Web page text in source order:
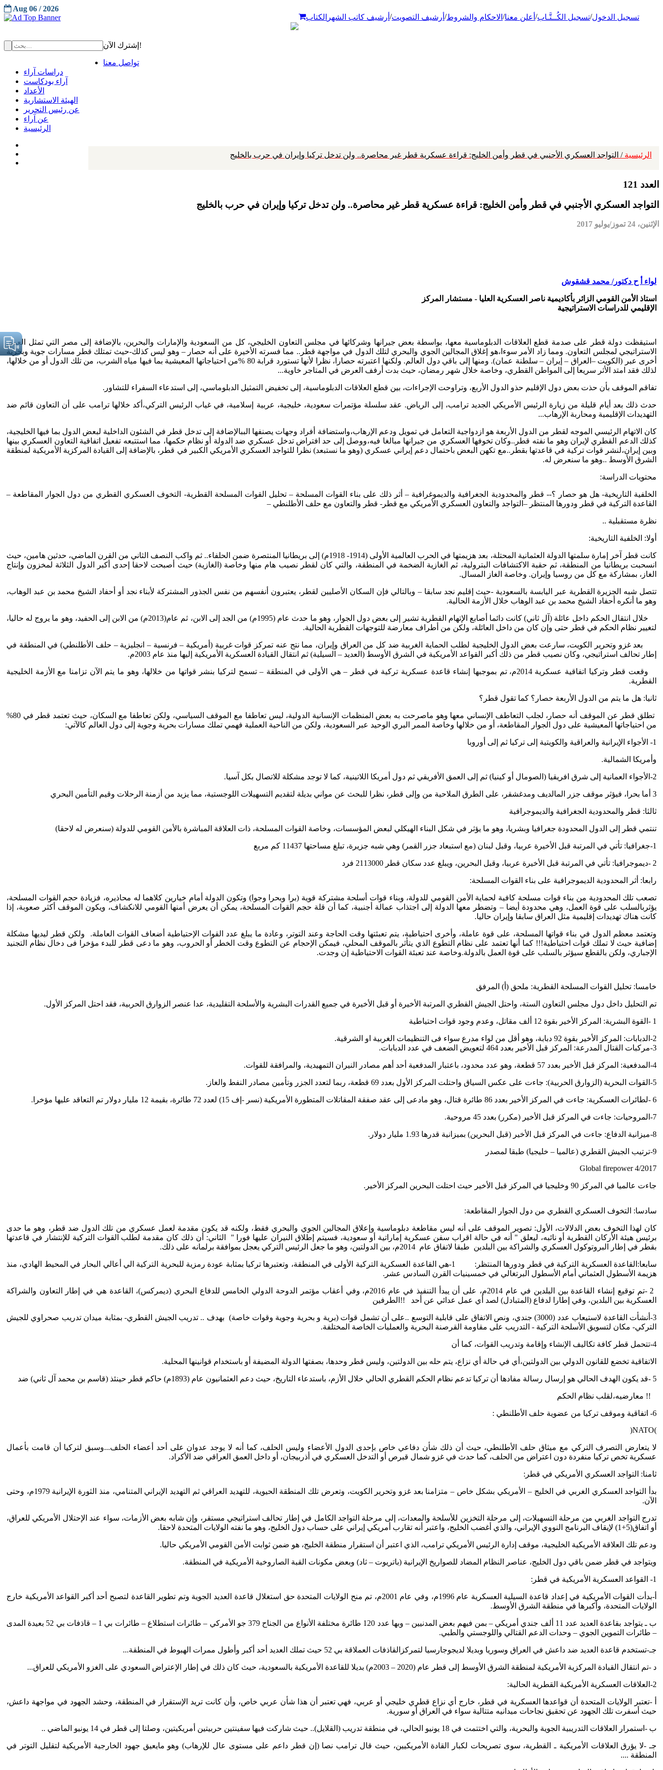
تسجيل الدخول/تسجيل الكُــتَّـاب/ أعلن معنا/ الاحكام والشروط/ أرشيف التصويت/ أرشيف كاتب الشهر الكتاب
Aug 06 / 2026
إشترك الآن!
تواصل معنا
دراسات آراء
آراء بودكاست
الأعداد
الهيئة الاستشارية
عن رئيس التحرير
عن آراء
الرئيسية
الرئيسية / التواجد العسكري الأجنبي في قطر وأمن الخليج: قراءة عسكرية قطر غير محاصرة.. ولن تدخل تركيا وإيران في حرب بالخليج
العدد 121
التواجد العسكري الأجنبي في قطر وأمن الخليج: قراءة عسكرية قطر غير محاصرة.. ولن تدخل تركيا وإيران في حرب بالخليج
الإثنين، 24 تموز/يوليو 2017
لواء أ ح دكتور/ محمد قشقوش
استاذ الأمن القومي الزائر بأكاديمية ناصر العسكرية العليا - مستشار المركز
الإقليمي للدراسات الاستراتيجية
استيقظت دولة قطر على صدمة قطع العلاقات الدبلوماسية معها، بواسطة بعض جيرانها وشركائها في مجلس التعاون الخليجي، كل من السعودية والإمارات والبحرين، بالإضافة إلى مصر التي تمثل العمق
الاستراتيجي لمجلس التعاون. ومما زاد الأمر سوءا،هو إغلاق المجالين الجوي والبحري لتلك الدول في مواجهة قطر.. مما فسرته الأخيرة على أنه حصار – وهو ليس كذلك-حيث تمتلك قطر مسارات جوية وبحرية
أخرى عبر (الكويت –العراق – إيران – سلطنة عمان). ومنها إلى باقي دول العالم. ولكنها اعتبرته حصارا، نظرا لأنها تستورد قرابة 80 %من احتياجاتها المعيشية بما فيها مياه الشرب، من تلك الدول أو من خلالها،
لذلك فقد امتد الأثر سريعا إلى المواطن القطري، وخاصة خلال شهر رمضان، حيث بدت أرفف العرض في المتاجر خاوية...
تفاقم الموقف بأن حذت بعض دول الإقليم حذو الدول الأربع، وتراوحت الإجراءات، بين قطع العلاقات الدبلوماسية، إلى تخفيض التمثيل الدبلوماسي، إلى استدعاء السفراء للتشاور.
حدث ذلك بعد أيام قليلة من زيارة الرئيس الأمريكي الجديد ترامب، إلى الرياض. عقد سلسلة مؤتمرات سعودية، خليجية، عربية إسلامية، في غياب الرئيس التركي،أكد خلالها ترامب على أن التعاون قائم ضد
التهديدات الإقليمية ومحاربة الإرهاب...
كان الاتهام الرئيسي الموجه لقطر من الدول الأربعة هو ازدواجية التعامل في تمويل ودعم الإرهاب،واستضافة أفراد وجهات يصنفها الببالإضافة إلى تدخل قطر في الشئون الداخلية لبعض الدول بما فيها الخليجية،
كذلك الدعم القطري لإيران وهو ما نفته قطر..وكان تخوفها العسكري من جيرانها مبالغا فيه،ووصل إلى حد افتراض تدخل عسكري ضد الدولة أو نظام حكمها، مما استتبعه تفعيل اتفاقية التعاون العسكري بينها
وبين إيران،لنشر قوات تركية في قاعدتها بقطر..مع تكهن البعض باحتمال دعم إيراني عسكري (وهو ما نستبعد) نظرا للتواجد العسكري الأمريكي الكبير في قطر، بالإضافة إلى القيادة المركزية الأمريكية لمنطقة
الشرق الأوسط ..وهو ما سنعرض له.
محتويات الدراسة:
الخلفية التاريخية- هل هو حصار ؟-- قطر والمحدودية الجغرافية والديموغرافية – أثر ذلك على بناء القوات المسلحة – تحليل القوات المسلحة القطرية- التخوف العسكري القطري من دول الجوار المقاطعة –
القاعدة التركية في قطر ودورها المنتظر –التواجد والتعاون العسكري الأمريكي مع قطر- قطر والتعاون مع حلف الأطلنطي –
نظرة مستقبلية ..
أولا: الخلفية التاريخية:
كانت قطر آخر إمارة سلمتها الدولة العثمانية المحتلة، بعد هزيمتها في الحرب العالمية الأولى (1914- 1918م) إلى بريطانيا المنتصرة ضمن الحلفاء.. ثم واكب النصف الثاني من القرن الماضي، حدثين هامين، حيث
انسحبت بريطانيا من المنطقة، ثم حقبة الاكتشافات البترولية، ثم الغازية الضخمة في المنطقة، والتي كان لقطر نصيب هام منها وخاصة (الغازية) حيث أصبحت لاحقا إحدى أكبر الدول الثلاثة لمخزون وإنتاج
الغاز، بمشاركة مع كل من روسيا وإيران. وخاصة الغاز المسال.
تتصل شبه الجزيرة القطرية عبر اليابسة بالسعودية -حيث إقليم نجد سابقا – وبالتالي فإن السكان الأصليين لقطر، يعتبرون أنفسهم من نفس الجذور المشتركة لأبناء نجد أو أحفاد الشيخ محمد بن عبد الوهاب،
وهو ما أنكره أحفاد الشيخ محمد بن عبد الوهاب خلال الأزمة الحالية.
خلال انتقال الحكم داخل عائلة (آل ثاني) كانت دائما أصابع الإتهام القطرية تشير إلى بعض دول الجوار، وهو ما حدث عام (1995م) من الجد إلى الابن، ثم عام(2013م) من الابن إلى الحفيد، وهو ما يروج له حاليا،
لتغيير نظام الحكم في قطر حتى وإن كان من داخل العائلة، ولكن من أطراف معارضة للتوجهات القطرية الحالية.
بعد غزو وتحرير الكويت، سارعت بعض الدول الخليجية لطلب الحماية الغربية ضد كل من العراق وإيران، مما نتج عنه تمركز قوات غربية (أمريكية – فرنسية – انجليزية – حلف الأطلنطي) في المنطقة في
إطار تحالف استراتيجي، وكان نصيب قطر من ذلك أكبر القواعد الأمريكية في الشرق الأوسط (العديد – السيلية) ثم انتقال القيادة العسكرية الأمريكية إليها منذ عام 2003م.
وقعت قطر وتركيا اتفاقية عسكرية 2014م، تم بموجبها إنشاء قاعدة عسكرية تركية في قطر – هي الأولى في المنطقة – تسمح لتركيا بنشر قواتها من خلالها، وهو ما يتم الآن تزامنا مع الأزمة الخليجية
القطرية.
ثانيا: هل ما يتم من الدول الأربعة حصار؟ كما تقول قطر؟
تطلق قطر عن الموقف أنه حصار، لجلب التعاطف الإنساني معها وهو ماصرحت به بعض المنظمات الإنسانية الدولية، ليس تعاطفا مع الموقف السياسي، ولكن تعاطفا مع السكان، حيث تعتمد قطر في 80%
من احتياجاتها المعيشية على دول الجوار المقاطعة، أو من خلالها وخاصة الممر البري الوحيد عبر السعودية، ولكن من الناحية العملية فهمي تملك مسارات بحرية وجوية إلى دول العالم كالآتي:
1- الأجواء الإيرانية والعراقية والكويتية إلى تركيا ثم إلى أوروبا
وأمريكا الشمالية.
2-الأجواء العمانية إلى شرق افريقيا (الصومال أو كينيا) ثم إلى العمق الأفريقي ثم دول أمريكا اللاتينية، كما لا توجد مشكلة للاتصال بكل آسيا.
3 أما بحرا، فيؤثر موقف جزر المالديف ومدغشقر، على الطرق الملاحية من وإلى قطر، نظرا للبحث عن مواني بديلة لتقديم التسهيلات اللوجستية، مما يزيد من أزمنة الرحلات وقيم التأمين البحري
ثالثا: قطر والمحدودية الجغرافية والديموجرافية
تنتمي قطر إلى الدول المحدودة جغرافيا وبشريا، وهو ما يؤثر في شكل البناء الهيكلي لبعض المؤسسات، وخاصة القوات المسلحة، ذات العلاقة المباشرة بالأمن القومي للدولة (سنعرض له لاحقا)
1-جغرافيا: تأتي في المرتبة قبل الأخيرة عربيا، وقبل لبنان (مع استبعاد جزر القمر) وهي شبه جزيرة، تبلغ مساحتها 11437 كم مربع
2 -ديموجرافيا: تأتي في المرتبة قبل الأخيرة عربيا، وقبل البحرين، ويبلغ عدد سكان قطر 2113000 فرد
رابعا: أثر المحدودية الديموجرافية على بناء القوات المسلحة:
تصعب تلك المحدودية من بناء قوات مسلحة كافية لحماية الأمن القومي للدولة، وبناء قوات أسلحة مشتركة قوية (برا وبحرا وجوا) وتكون الدولة أمام خيارين كلاهما له محاذيره، فزيادة حجم القوات المسلحة،
يؤثربالسلب على قوة العمل، وهي محدودة أيضا – وتضطر معها الدولة إلى اجتذاب عمالة أجنبية، كما أن قلة حجم القوات المسلحة، يمكن أن يعرض أمنها القومي للانكشاف، ويكون الموقف أكثر صعوبة، إذا
كانت هناك تهديدات إقليمية مثل العراق سابقا وإيران حاليا.
وتعتمد معظم الدول في بناء قواتها المسلحة، على قوة عاملة، وأخرى احتياطية، يتم تعبئتها وقت الحاجة وعند التوتر، وعادة ما يبلغ عدد القوات الإحتياطية أضعاف القوات العاملة. ولكن قطر ليديها مشكلة
إضافية حيث لا تملك قوات احتياطية!!! كما أنها تعتمد على نظام التطوع الذي يتأثر بالموقف المحلي، فيمكن الإحجام عن التطوع وقت الخطر أو الحروب، وهو ما دعى قطر للبدء مؤخرا فى دخال نظام التجنيد
الإجباري، ولكن بالقطع سيؤثر بالسلب على قوة العمل بالدولة.وخاصة عند تعبئة القوات الاحتياطية إن وجدت.
خامسا: تحليل القوات المسلحة القطرية: ملحق (أ) المرفق
تم التحليل داخل دول مجلس التعاون الستة، واحتل الجيش القطري المرتبة الأخيرة أو قبل الأخيرة في جميع القدرات البشرية والأسلحة التقليدية، عدا عنصر الزوارق الحربية، فقد احتل المركز الأول.
1 -القوة البشرية: المركز الأخير بقوة 12 ألف مقاتل، وعدم وجود قوات احتياطية
2-الدبابات: المركز الأخير بقوة 92 دبابة، وهو أقل من لواء مدرع سواء فى التنظيمات الغربية او الشرقية.
3-مركبات القتال المدرعة: المركز قبل الأخير بعدد 464 لتعويض الضعف في عدد الدبابات.
4-المدفعية: المركز قبل الأخير بعدد 57 قطعة، وهو عدد محدود، باعتبار المدفعية أحد أهم مصادر النيران التمهيدية، والمرافقة للقوات.
5-القوات البحرية (الزوارق الحربية): جاءت على عكس السياق واحتلت المركز الأول بعدد 69 قطعة، ربما لتعدد الجزر وتأمين مصادر النفط والغاز.
6 -لطائرات العسكرية: جاءت في المركز الأخير بعدد 86 طائرة قتال، وهو مادعى إلى عقد صفقة المقاتلات المتطورة الأمريكية (نسر -إف 15) لعدد 72 طائرة، بقيمة 12 مليار دولار تم التعاقد عليها مؤخرا.
7-المروحيات: جاءت في المركز قبل الأخير (مكرر) بعدد 45 مروحية.
8-ميزانية الدفاع: جاءت في المركز قبل الأخير (قبل البحرين) بميزانية قدرها 1.93 مليار دولار.
9-ترتيب الجيش القطري (عالميا – خليجيا) طبقا لمصدر
Global firepower 4/2017
جاءت عالميا في المركز 90 وخليجيا في المركز قبل الأخير حيث احتلت البحرين المركز الأخير.
سادسا: التخوف العسكري القطري من دول الجوار المقاطعة:
كان لهذا التخوف بعض الدلالات، الأول: تصوير الموقف على أنه ليس مقاطعة دبلوماسية وإعلاق المجالين الجوي والبحري فقط، ولكنه قد يكون مقدمة لعمل عسكري من تلك الدول ضد قطر، وهو ما حدى
برئيس هيئة الأركان القطرية أو نائبه، ليعلق " أنه في حالة اقراب سفن عسكرية إماراتية أو سعودية، فسيتم إطلاق النيران عليها فورا " الثاني: أن ذلك كان مقدمة لطلب القوات التركية للإنتشار في قاعدتها
بقطر في إطار البروتوكول العسكري والشراكة بين البلدين طبقا لاتفاق عام 2014م، بين الدولتين، وهو ما جعل الرئيس التركي يعجل بموافقة برلمانه على ذلك.
سابعا:القاعدة العسكرية التركية في قطر ودورها المنتظر: 1-هي القاعدة العسكرية التركية الأولى في المنطقة، وتعتبرها تركيا بمثابة عودة رمزية للبحرية التركية الي أعالي البحار في المحيط الهادي، منذ
هزيمة الأسطول العثماني أمام الأسطول البرتغالي في خمسينيات القرن السادس عشر.
2 -تم توقيع إنشاء القاعدة بين البلدين في عام 2014م، على أن يبدأ التنفيذ في عام 2016م، وفي أعقاب مؤتمر الدوحة الدولي الخامس للدفاع البحري (ديمركس)، القاعدة هي في إطار التعاون والشراكة
العسكرية بين البلدين، وفي إطارا لدفاع (المتبادل) لصد أي عمل عدائي عن أحد !!الطرفين
3-أنشأت القاعدة لاستيعاب عدد (3000) جندي، ونص الاتفاق على قابلية التوسع ..على أن تشمل قوات (برية و بحرية وجوية وقوات خاصة) بهدف .. تدريب الجيش القطري- بمثابة ميدان تدريب صحراوي للجيش
التركي- مكان لتسويق الأسلحة التركية - التدريب على مقاومة القرصنة البحرية والعمليات الخاصة المختلفة.
4-تتحمل قطر كافة تكاليف الإنشاء وإقامة وتدريب القوات، كما أن
الاتفاقية تخضع للقانون الدولي بين الدولتين،أي في حالة أي نزاع، يتم حله بين الدولتين، وليس قطر وحدها، بصفتها الدولة المضيفة أو باستخدام قوانينها المحلية.
5 -قد يكون الهدف الحالي هو إرسال رسالة مفادها أن تركيا تدعم نظام الحكم القطري الحالي خلال الأزم، باستدعاء التاريخ، حيث دعم العثمانيون عام (1893م) حاكم قطر حينئذ (قاسم بن محمد آل ثاني) ضد
!! معارضيه،لقلب نظام الحكم
6- اتفاقية وموقف تركيا من عضوية حلف الأطلنطي :
)NATO(
لا يتعارض التصرف التركي مع ميثاق حلف الأطلنطي، حيث أن ذلك شأن دفاعي خاص بإحدى الدول الأعضاء وليس الحلف، كما أنه لا يوجد عدوان على أحد أعضاء الحلف...وسبق لتركيا أن قامت بأعمال
عسكرية تخص تركيا منفردة دون اعتراض من الحلف، كما حدث في غزو شمال قبرص أو التدخل العسكري في أذربيجان، أو داخل العمق العراقي ضد الأكراد.
ثامنا: التواجد العسكري الأمريكي في قطر:
بدأ التواجد العسكري الغربي في الخليج – الأمريكي بشكل خاص – متزامنا بعد غزو وتحرير الكويت، وتعرض تلك المنطقة الحيوية، للتهديد العراقي ثم التهديد الإيراني المتنامي، منذ الثورة الإيرانية 1979م، وحتى
الآن.
تدرج التواجد الغربي من مرحلة التسهيلات، إلى مرحلة التخزين للأسلحة والمعدات، إلى مرحلة التواجد الكامل في إطار تحالف استراتيجي مستقر، وإن شابه بعض الأزمات، سواء عند الإحتلال الأمريكي للعراق،
أو اتفاق(5+1) لإيقاف البرنامج النووي الإيراني، والذي أغضب الخليج، واعتبر أنه تقارب أمريكي إيراني على حساب دول الخليج، وهو ما نفته الولايات المتحدة لاحقا.
ودعم تلك العلاقة الأمريكية الخليجية، موقف إدارة الرئيس الأمريكي ترامب، الذي اعتبر أن استقرار منطقة الخليج، هو ضمن ثوابت الأمن القومي الأمريكي حاليا.
ويتواجد في قطر ضمن باقي دول الخليج، عناصر النظام المضاد للصواريخ الإيرانية (باتريوت – ثاد) وبعض مكونات القبة الصاروخية الأمريكية في المنطقة.
1- القواعد العسكرية الأمريكية في قطر:
أ-بدأت القوات الأمريكية في إعداد قاعدة السيلية العسكرية عام 1996م، وفي عام 2001م، تم منح الولايات المتحدة حق استغلال قاعدة العديد الجوية وتم تطوير القاعدة لتصبح أحد أكبر القواعد الأمريكية خارج
الولايات المتحدة، وأكبرها في منطقة الشرق الأوسط.
ب ـ يتواجد بقاعدة العديد عدد 11 ألف جندي أمريكي – بمن فيهم بعض المدنيين – وبها عدد 120 طائرة مختلفة الأنواع من الجناح 379 جو الأمركي – طائرات استطلاع – طائرات بي 1 – قاذفات بي 52 بعيدة المدى
– طائرات التموين الجوي – وحدات الدعم القتالي واللوجستي والطبي.
جـ-تستخدم قاعدة العديد ضد داعش في العراق وسوريا وبديلا لديجوجارسيا لتمركزالقاذفات العملاقة بي 52 حيث تملك العديد أحد أكبر وأطول ممرات الهبوط في المنطقة...
د -تم انتقال القيادة المركزية الأمريكية لمنطقة الشرق الأوسط إلى قطر عام (2020 – 2003م) بديلا للقاعدة الأمريكية بالسعودية، حيث كان ذلك في إطار الإعتراض السعودي على الغزو الأمريكي للعراق...
2-العلاقات العسكرية الأمريكية القطرية الحالية:
أ -تعتبر الولايات المتحدة أن قواعدها العسكرية في قطر، خارج أي نزاع قطري خليجي أو عربي، فهي تعتبر أن هذا شأن عربي خاص، وأن كانت تريد الإستقرار في المنطقة، وحشد الجهود في مواجهة داعش،
حيث أسفرت تلك الجهود عن تحقيق نجاحات ميدانيه متتالية سواء في العراق أو سورية.
ب -استمرار العلاقات التدريبية الجوية والبحرية، والتي اختتمت في 18 يونيو الحالي، في منطقة تدريب (القلايل).. حيث شاركت فيها سفينتين حربيتين أمريكيتين، وصلتا إلى قطر في 14 يونيو الماضي ..
جـ -لا يؤرق العلاقات الأمريكية ـ القطرية، سوى تصريحات لكبار القادة الأمريكيين، حيث قال ترامب نصا (إن قطر داعم على مستوى عال للإرهاب) وهو مايعيق جهود الخارجية الأمريكية لتقليل التوتر في
المنطقة ....